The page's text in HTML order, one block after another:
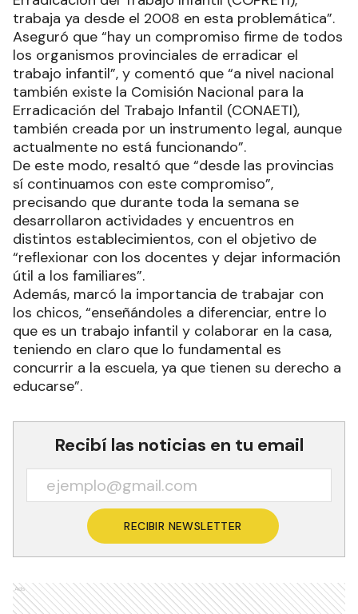
trabaja ya desde el 2008 en esta problemática”.
Aseguró que “hay un compromiso firme de todos
los organismos provinciales de erradicar el
trabajo infantil”, y comentó que “a nivel nacional
también existe la Comisión Nacional para la
Erradicación del Trabajo Infantil (CONAETI),
también creada por un instrumento legal, aunque
actualmente no está funcionando”.
De este modo, resaltó que “desde las provincias
sí continuamos con este compromiso”,
precisando que durante toda la semana se
desarrollaron actividades y encuentros en
distintos establecimientos, con el objetivo de
“reflexionar con los docentes y dejar información
útil a los familiares”.
Además, marcó la importancia de trabajar con
los chicos, “enseñándoles a diferenciar, entre lo
que es un trabajo infantil y colaborar en la casa,
teniendo en claro que lo fundamental es
concurrir a la escuela, ya que tienen su derecho a
educarse”.
Recibí las noticias en tu email
RECIBIR NEWSLETTER
Ads